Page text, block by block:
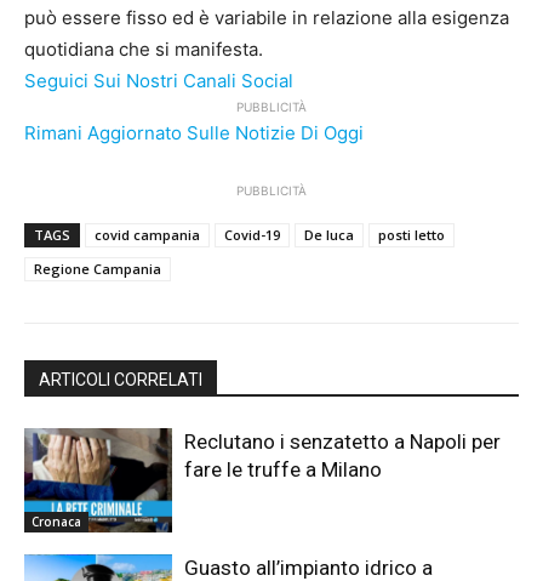
può essere fisso ed è variabile in relazione alla esigenza
quotidiana che si manifesta.
Seguici Sui Nostri Canali Social
PUBBLICITÀ
Rimani Aggiornato Sulle Notizie Di Oggi
PUBBLICITÀ
TAGS covid campania Covid-19 De luca
posti letto
Regione Campania
ARTICOLI CORRELATI
Cronaca
Reclutano i senzatetto a Napoli per
fare le truffe a Milano
Guasto all’impianto idrico a